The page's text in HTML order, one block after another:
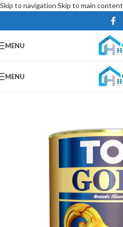
Skip to navigation Skip to main content
MENU
MENU